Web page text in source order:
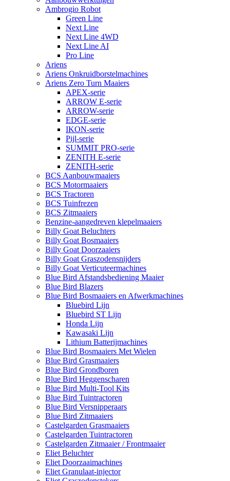
Ambrogio Robot
Green Line
Next Line
Next Line 4WD
Next Line AI
Pro Line
Ariens
Ariens Onkruidborstelmachines
Ariens Zero Turn Maaiers
APEX-serie
ARROW E-serie
ARROW-serie
EDGE-serie
IKON-serie
Pijl-serie
SUMMIT PRO-serie
ZENITH E-serie
ZENITH-serie
BCS Aanbouwmaaiers
BCS Motormaaiers
BCS Tractoren
BCS Tuinfrezen
BCS Zitmaaiers
Benzine-aangedreven klepelmaaiers
Billy Goat Beluchters
Billy Goat Bosmaaiers
Billy Goat Doorzaaiers
Billy Goat Graszodensnijders
Billy Goat Verticuteermachines
Blue Bird Afstandsbediening Maaier
Blue Bird Blazers
Blue Bird Bosmaaiers en Afwerkmachines
Bluebird Lijn
Bluebird ST Lijn
Honda Lijn
Kawasaki Lijn
Lithium Batterijmachines
Blue Bird Bosmaaiers Met Wielen
Blue Bird Grasmaaiers
Blue Bird Grondboren
Blue Bird Heggenscharen
Blue Bird Multi-Tool Kits
Blue Bird Tuintractoren
Blue Bird Versnipperaars
Blue Bird Zitmaaiers
Castelgarden Grasmaaiers
Castelgarden Tuintractoren
Castelgarden Zitmaaier / Frontmaaier
Eliet Beluchter
Eliet Doorzaaimachines
Eliet Granulaat-injector